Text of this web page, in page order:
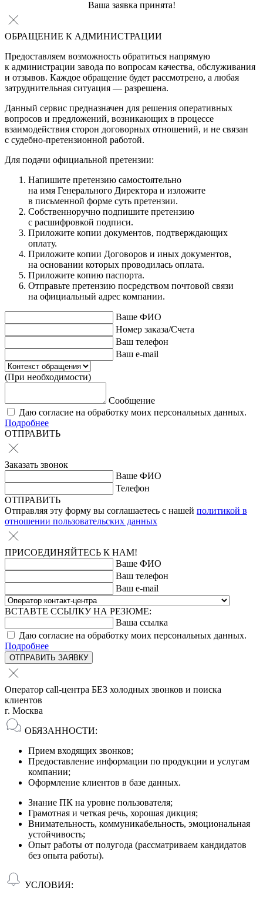
Ваша заявка принята!
ОБРАЩЕНИЕ К АДМИНИСТРАЦИИ
Предоставляем возможность обратиться напрямую
к администрации завода по вопросам качества, обслуживания
и отзывов. Каждое обращение будет рассмотрено, а любая
затруднительная ситуация — разрешена.
Данный сервис предназначен для решения оперативных
вопросов и предложений, возникающих в процессе
взаимодействия сторон договорных отношений, и не связан
с судебно-претензионной работой.
Для подачи официальной претензии:
Напишите претензию самостоятельно
на имя Генерального Директора и изложите
в письменной форме суть претензии.
Собственноручно подпишите претензию
с расшифровкой подписи.
Приложите копии документов, подтверждающих
оплату.
Приложите копии Договоров и иных документов,
на основании которых проводилась оплата.
Приложите копию паспорта.
Отправьте претензию посредством почтовой связи
на официальный адрес компании.
Ваше ФИО
Номер заказа/Счета
Ваш телефон
Ваш e-mail
(При необходимости)
Сообщение
Даю согласие на обработку моих персональных данных.
Подробнее
ОТПРАВИТЬ
Заказать звонок
Ваше ФИО
Телефон
ОТПРАВИТЬ
Отправляя эту форму вы соглашаетесь с нашей политикой в
отношении пользовательских данных
ПРИСОЕДИНЯЙТЕСЬ К НАМ!
Ваше ФИО
Ваш телефон
Ваш e-mail
ВСТАВТЕ ССЫЛКУ НА РЕЗЮМЕ:
Ваша ссылка
Даю согласие на обработку моих персональных данных.
Подробнее
ОТПРАВИТЬ ЗАЯВКУ
Оператор call-центра БЕЗ холодных звонков и поиска
клиентов
г. Москва
ОБЯЗАННОСТИ:
Прием входящих звонков;
Предоставление информации по продукции и услугам
компании;
Оформление клиентов в базе данных.
Знание ПК на уровне пользователя;
Грамотная и четкая речь, хорошая дикция;
Внимательность, коммуникабельность, эмоциональная
устойчивость;
Опыт работы от полугода (рассматриваем кандидатов
без опыта работы).
УСЛОВИЯ: